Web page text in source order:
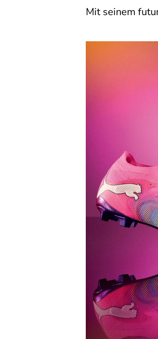
Mit seinem